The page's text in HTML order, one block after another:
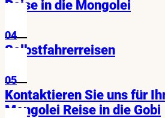
Reise in die Mongolei
04
Selbstfahrerreisen
05
Kontaktieren Sie uns für
Mongolei Reise in die Gobi